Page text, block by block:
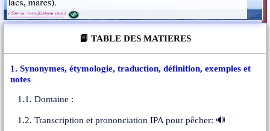
📘 TABLE DES MATIERES
1. Synonymes, étymologie, traduction, définition, exemples et
notes
1.1. Domaine :
1.2. Transcription et prononciation IPA pour pêcher: 🔊